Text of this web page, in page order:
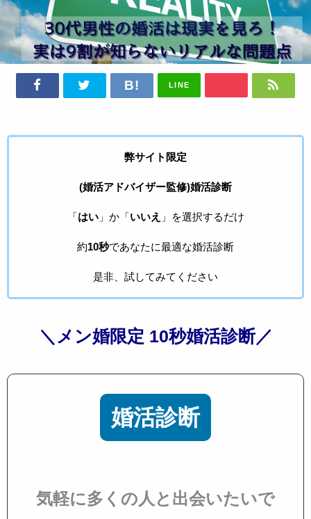
LINE
弊サイト限定
(婚活アドバイザー監修)婚活診断
「はい」か「いいえ 」を選択するだけ
約10秒であなたに最適な婚活診断
是非、試してみてください
＼メン婚限定 10秒婚活診断／
婚活診断
気軽に多くの人と出会いたいで